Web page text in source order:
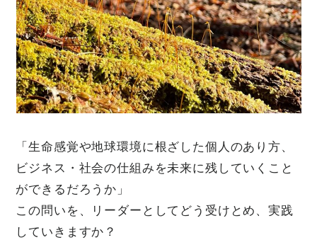
「生命感覚や地球環境に根ざした個人のあり方、
ビジネス・社会の仕組みを未来に残していくこと
ができるだろうか」
この問いを、リーダーとしてどう受けとめ、実践
していきますか？